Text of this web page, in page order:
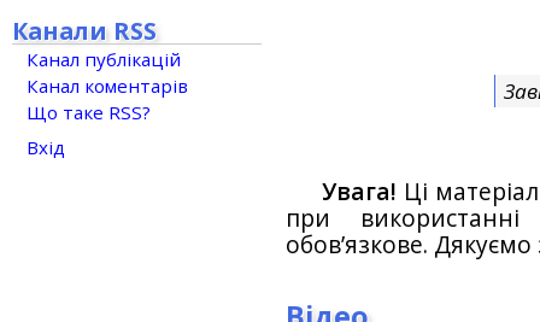
Увага! Ці
при
обов’язкове.
Канали RSS
Канал публікацій
Канал коментарів
Що таке RSS?
Вхід